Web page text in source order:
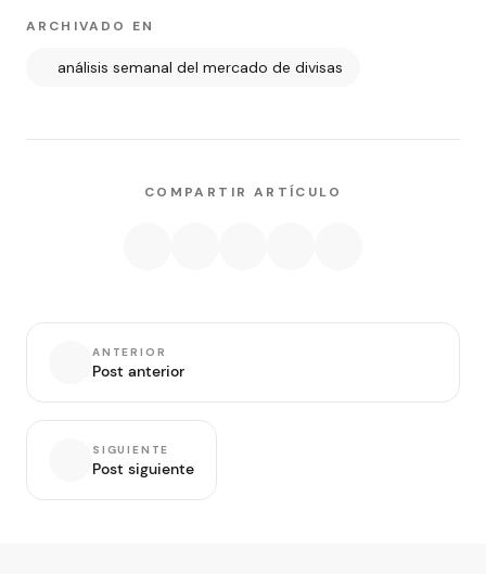
ARCHIVADO EN
análisis semanal del mercado de divisas
COMPARTIR ARTÍCULO
ANTERIOR
Post anterior
SIGUIENTE
Post siguiente